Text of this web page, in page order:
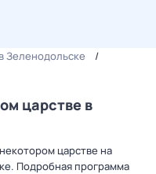
Зеленодольске
царстве в
царстве на
Подробная программа